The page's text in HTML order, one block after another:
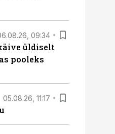
09:34
üldiselt
pooleks
05.08.26, 11:17